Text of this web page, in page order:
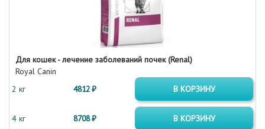
Для кошек - лечение заболеваний почек (Renal)
Royal Canin
2 кг
4812 ₽ В КОРЗИНУ
4 кг 8708 ₽ В КОРЗИНУ